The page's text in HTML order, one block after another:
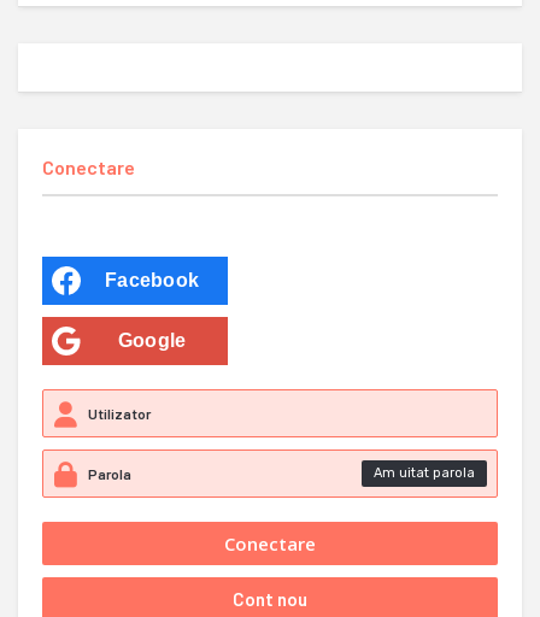
Conectare
Facebook
Google
Am uitat parola